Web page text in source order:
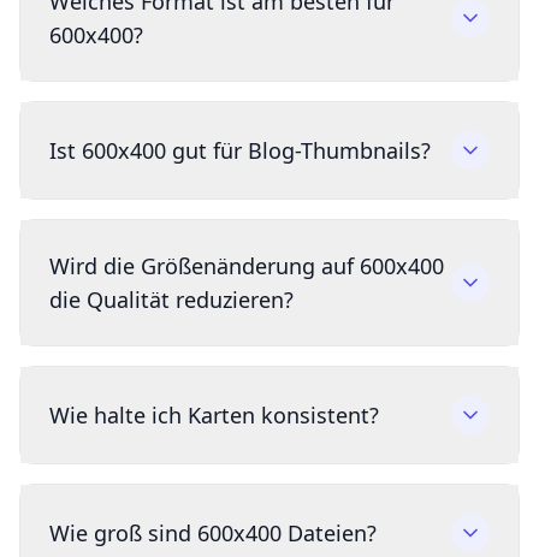
600x400?
Ist 600x400 gut für Blog-Thumbnails?
Wird die Größenänderung auf 600x400
die Qualität reduzieren?
Wie halte ich Karten konsistent?
Wie groß sind 600x400 Dateien?